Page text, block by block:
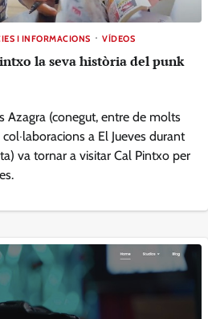
I INFORMACIONS VÍDEOS
la seva història del punk
Azagra (conegut, entre de molts
a El Jueves durant
va tornar a visitar Cal Pintxo per